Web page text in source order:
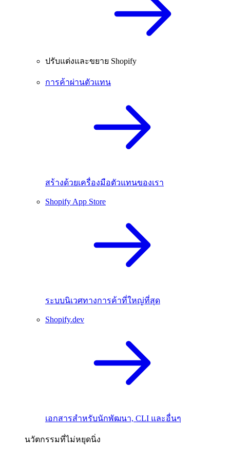
ปรับแต่งและขยาย Shopify
การค้าผ่านตัวแทน
สร้างด้วยเครื่องมือตัวแทนของเรา
Shopify App Store
ระบบนิเวศทางการค้าที่ใหญ่ที่สุด
Shopify.dev
เอกสารสำหรับนักพัฒนา, CLI และอื่นๆ
นวัตกรรมที่ไม่หยุดนิ่ง